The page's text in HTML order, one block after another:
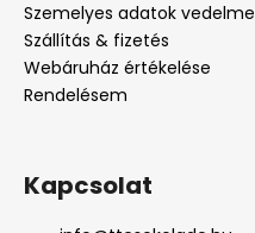
Szemelyes adatok vedelme
Szállítás & fizetés
Webáruház értékelése
Rendelésem
Kapcsolat